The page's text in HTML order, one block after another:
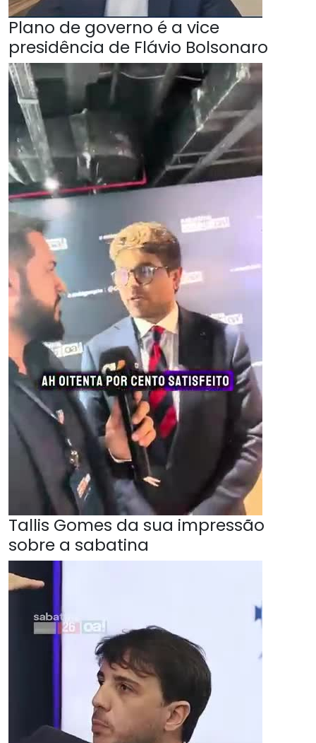
Plano de governo é a vice
presidência de Flávio Bolsonaro
Tallis Gomes da sua impressão
sobre a sabatina